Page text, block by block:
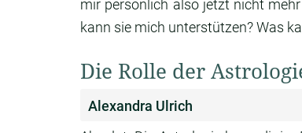
mir persönlich also jetzt nicht
kann sie mich unterstützen? Was
Die Rolle der
Alexandra Ulrich